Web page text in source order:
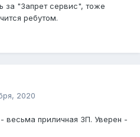
за "Запрет сервис", тоже
ребутом.
2020
приличная ЗП. Уверен -